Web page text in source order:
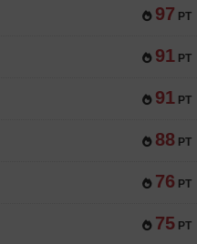
97 PT
91 PT
91 PT
88 PT
76 PT
75 PT